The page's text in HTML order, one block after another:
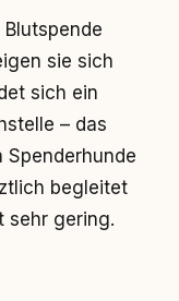
sie sich
sich ein
– das
Spenderhunde
begleitet
sehr gering.